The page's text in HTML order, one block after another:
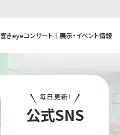
響きeyeコンサート｜展示・イベント情報
毎日更新！
公式SNS